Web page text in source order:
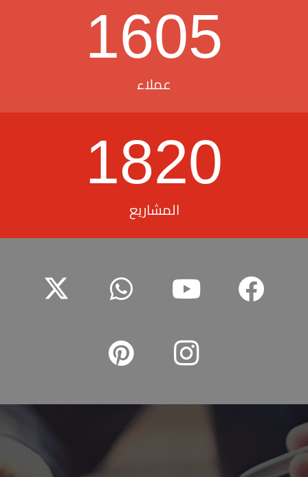
1605
عملاء
1820
المشاريع